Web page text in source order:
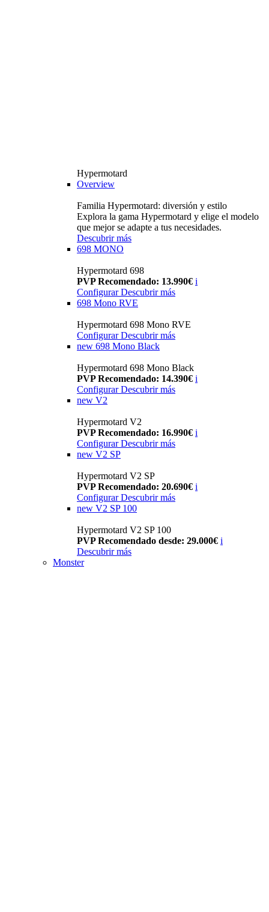
Hypermotard
Overview
Familia Hypermotard: diversión y estilo
Explora la gama Hypermotard y elige el modelo
que mejor se adapte a tus necesidades.
Descubrir más
698 MONO
Hypermotard 698
PVP Recomendado: 13.990€ i
ConfigurarDescubrir más
698 Mono RVE
Hypermotard 698 Mono RVE
Configurar Descubrir más
new 698 Mono Black
Hypermotard 698 Mono Black
PVP Recomendado: 14.390€ i
Configurar Descubrir más
new V2
Hypermotard V2
PVP Recomendado: 16.990€ i
Configurar Descubrir más
new V2 SP
Hypermotard V2 SP
PVP Recomendado: 20.690€ i
Configurar Descubrir más
new V2 SP 100
Hypermotard V2 SP 100
PVP Recomendado desde: 29.000€ i
Descubrir más
Monster